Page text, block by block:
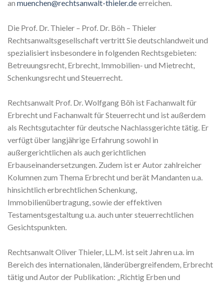
an muenchen@rechtsanwalt-thieler.deerreichen.
Die Prof. Dr. Thieler – Prof. Dr. Böh – Thieler
Rechtsanwaltsgesellschaft vertritt Sie deutschlandweit und
spezialisiert insbesondere in folgenden Rechtsgebieten:
Betreuungsrecht, Erbrecht, Immobilien- und Mietrecht,
Schenkungsrecht und Steuerrecht.
Rechtsanwalt Prof. Dr. Wolfgang Böh ist Fachanwalt für
Erbrecht und Fachanwalt für Steuerrecht und ist außerdem
als Rechtsgutachter für deutsche Nachlassgerichte tätig. Er
verfügt über langjährige Erfahrung sowohl in
außergerichtlichen als auch gerichtlichen
Erbauseinandersetzungen. Zudem ist er Autor zahlreicher
Kolumnen zum Thema Erbrecht und berät Mandanten u.a.
hinsichtlich erbrechtlichen Schenkung,
Immobilienübertragung, sowie der effektiven
Testamentsgestaltung u.a. auch unter steuerrechtlichen
Gesichtspunkten.
Rechtsanwalt Oliver Thieler, LL.M. ist seit Jahren u.a. im
Bereich des internationalen, länderübergreifendem, Erbrecht
tätig und Autor der Publikation: „Richtig Erben und